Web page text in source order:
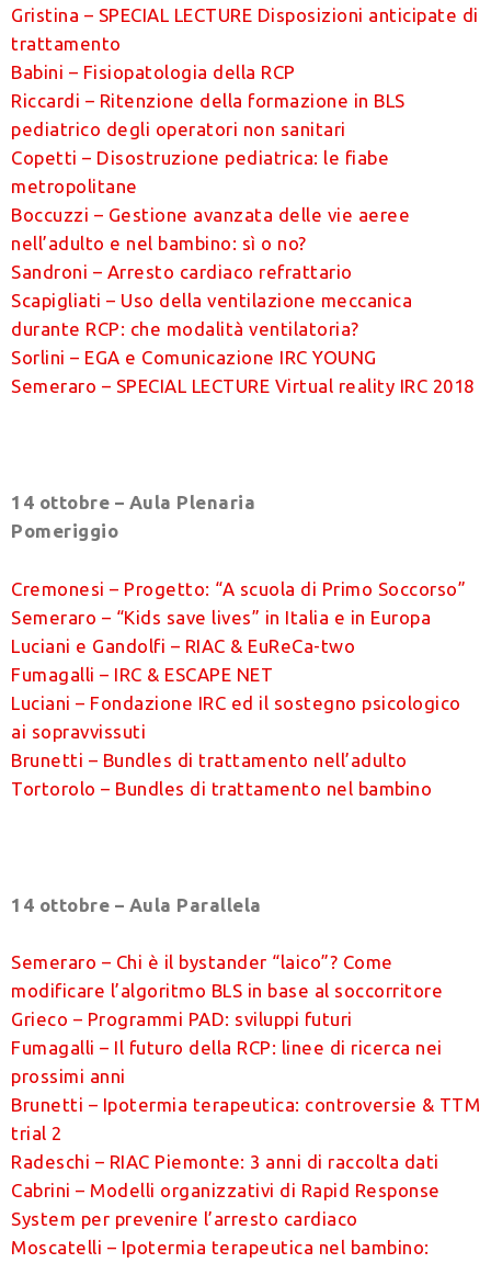
Gristina – SPECIAL LECTURE Disposizioni anticipate di
trattamento
Babini – Fisiopatologia della RCP
Riccardi – Ritenzione della formazione in BLS
pediatrico degli operatori non sanitari
Copetti – Disostruzione pediatrica: le fiabe
metropolitane
Boccuzzi – Gestione avanzata delle vie aeree
nell’adulto e nel bambino: sì o no?
Sandroni – Arresto cardiaco refrattario
Scapigliati – Uso della ventilazione meccanica
durante RCP: che modalità ventilatoria?
Sorlini – EGA e Comunicazione IRC YOUNG
Semeraro – SPECIAL LECTURE Virtual reality IRC 2018
14 ottobre – Aula Plenaria
Pomeriggio
Cremonesi – Progetto: “A scuola di Primo Soccorso”
Semeraro – “Kids save lives” in Italia e in Europa
Luciani e Gandolfi – RIAC & EuReCa-two
Fumagalli – IRC & ESCAPE NET
Luciani – Fondazione IRC ed il sostegno psicologico
ai sopravvissuti
Brunetti – Bundles di trattamento nell’adulto
Tortorolo – Bundles di trattamento nel bambino
14 ottobre – Aula Parallela
Semeraro – Chi è il bystander “laico”? Come
modificare l’algoritmo BLS in base al soccorritore
Grieco – Programmi PAD: sviluppi futuri
Fumagalli – Il futuro della RCP: linee di ricerca nei
prossimi anni
Brunetti – Ipotermia terapeutica: controversie & TTM
trial 2
Radeschi – RIAC Piemonte: 3 anni di raccolta dati
Cabrini – Modelli organizzativi di Rapid Response
System per prevenire l’arresto cardiaco
Moscatelli – Ipotermia terapeutica nel bambino: